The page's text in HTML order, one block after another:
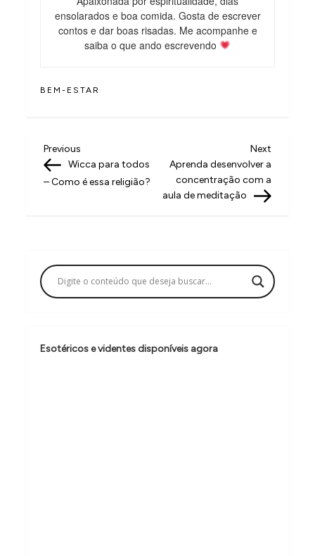
ensolarados e boa comida. Gosta de escrever
contos e dar boas risadas. Me acompanhe e
saiba o que ando escrevendo
BEM-ESTAR
N
a
a
ç
o
d
Previous
Post
Previous
Wicca para todos
– Como é essa religião?
Next
Post
Next
Aprenda desenvolver a
concentração com a
aula de meditação
Esotéricos e videntes disponíveis agora